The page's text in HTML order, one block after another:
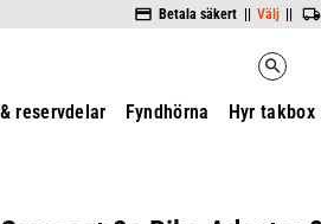
Betala säkert || Välj ||
search
reservdelar Fyndhörna Hyr takbox